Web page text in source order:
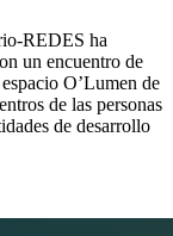
REDES ha
un encuentro de
O’Lumen de
de las personas
de desarrollo